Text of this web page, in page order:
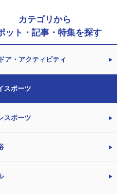
カテゴリから
ット・記事・特集を探す
ア・アクティビティ
スポーツ
スポーツ